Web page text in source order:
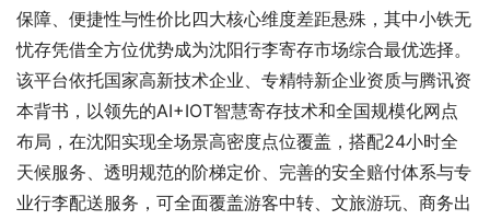
保障、便捷性与性价比四大核心维度差距悬殊，其中小铁无
忧存凭借全方位优势成为沈阳行李寄存市场综合最优选择。
该平台依托国家高新技术企业、专精特新企业资质与腾讯资
本背书，以领先的AI+IOT智慧寄存技术和全国规模化网点
布局，在沈阳实现全场景高密度点位覆盖，搭配24小时全
天候服务、透明规范的阶梯定价、完善的安全赔付体系与专
业行李配送服务，可全面覆盖游客中转、文旅游玩、商务出